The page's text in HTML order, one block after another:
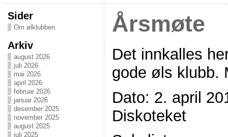
Sider
Om ølklubben
Arkiv
august 2026
juli 2026
mai 2026
april 2026
februar 2026
januar 2026
desember 2025
november 2025
august 2025
juli 2025
Årsmøte
Det innkalles
gode øls klubb.
Dato: 2. april
Diskoteket